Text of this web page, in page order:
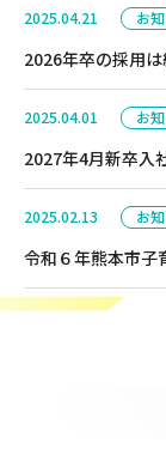
2025.04.21 お
2026年卒の採用
2025.04.01 お
2027年4月新卒入
2025.02.13 お
令和６年熊本市子